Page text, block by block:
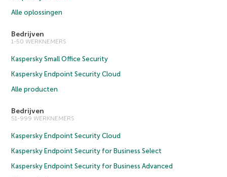
Alle oplossingen
Bedrijven
1-50 WERKNEMERS
Kaspersky Small Office Security
Kaspersky Endpoint Security Cloud
Alle producten
Bedrijven
51-999 WERKNEMERS
Kaspersky Endpoint Security Cloud
Kaspersky Endpoint Security for Business Select
Kaspersky Endpoint Security for Business Advanced